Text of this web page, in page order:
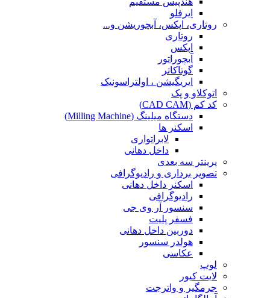
ایرفلو
روتاری، اپکس، آبچوریشن و...
روتاری
اپکس
آبچوراتور
گوتاکاتر
ایریگیشن ، اولتراسونیک
اتوکلاو و پک
کد کم (CAD CAM)
دستگاه میلینگ (Milling Machine)
اسکنر ها
لابراتواری
داخل دهانی
پرینتر سه بعدی
تصویر برداری و رادیوگرافی
اسکنر داخل دهانی
رادیوگرافی
سنسور آر وی جی
فسفر پلیت
دوربین داخل دهانی
هولدر سنسور
عکاسی
لوپ
لایت کیور
جرمگیر و واترجت